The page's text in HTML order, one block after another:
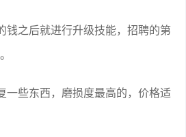
钱之后就进行升级技能，招聘的第
一些东西，磨损度最高的，价格适